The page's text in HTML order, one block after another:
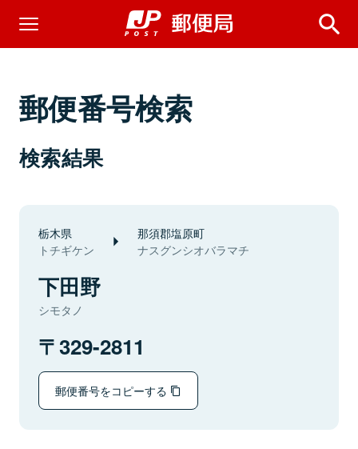
郵便番号検索
検索結果
栃木県
トチギケン
那須郡塩原町
ナスグンシオバラマチ
下田野
シモタノ
329-2811
郵便番号をコピーする